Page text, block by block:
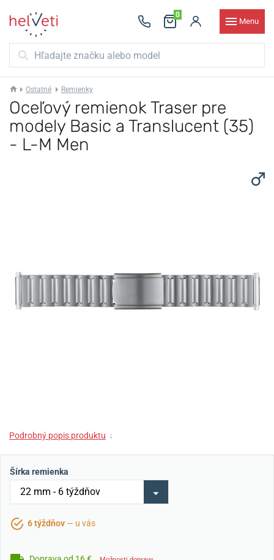
0
Menu
Ostatné Remienky
Oceľový remienok Traser pre
modely Basic a Translucent (35)
- L-M Men
Podrobný popis produktu ↓
Šírka remienka
6 týždňov — u vás